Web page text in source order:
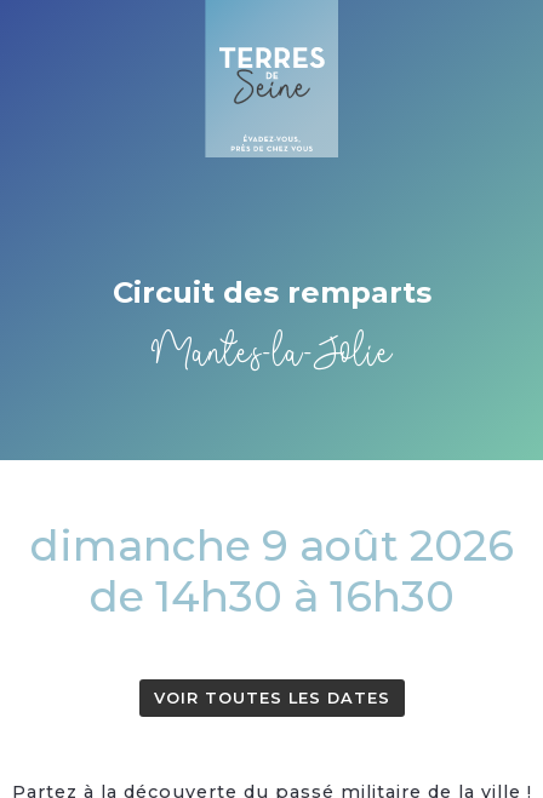
Circuit des remparts
Mantes-la-Jolie
dimanche 9 août 2026
de 14h30 à 16h30
VOIR TOUTES LES DATES
Partez à la découverte du passé militaire de la ville !